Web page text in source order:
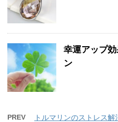
幸運アップ
ン
PREV トルマリンのストレス解